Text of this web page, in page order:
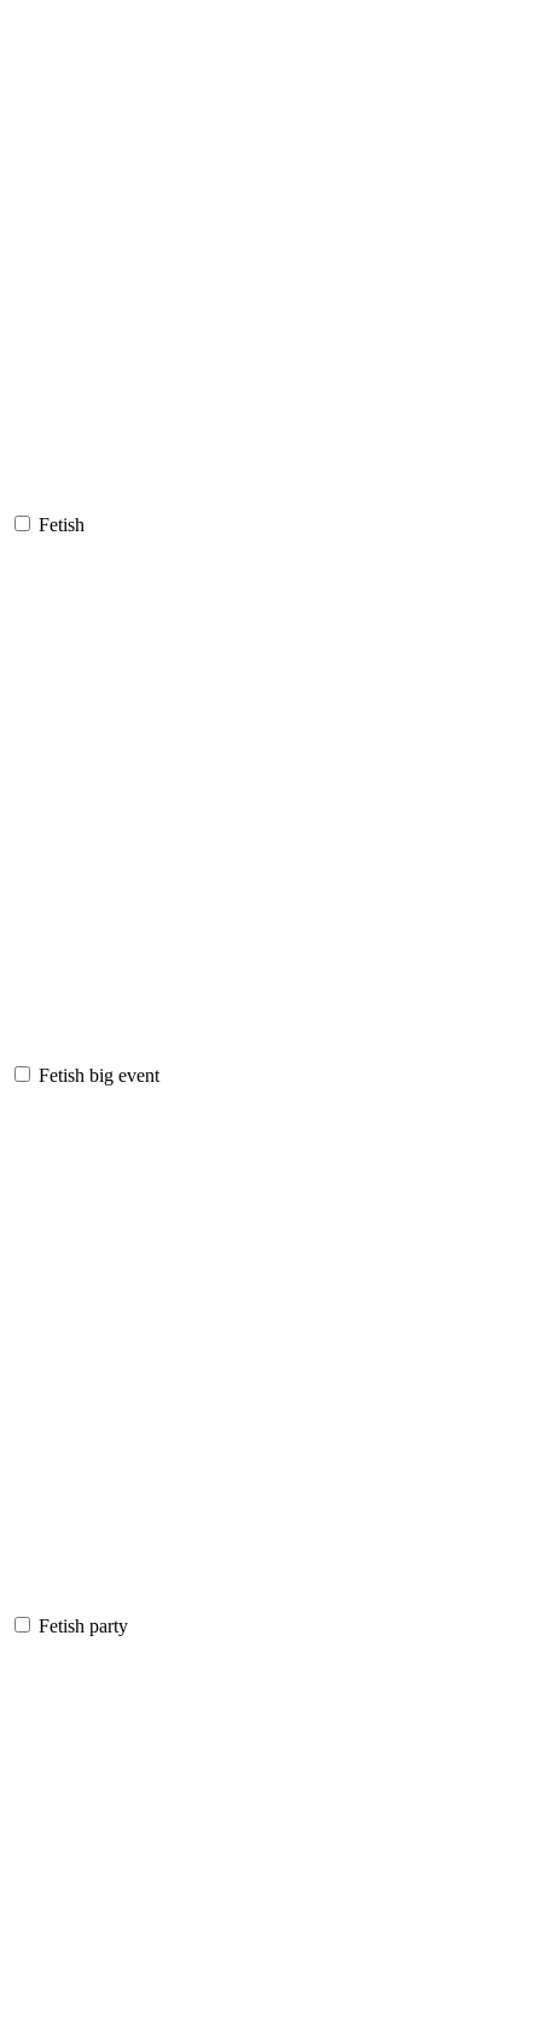
Fetish
Fetish big event
Fetish party